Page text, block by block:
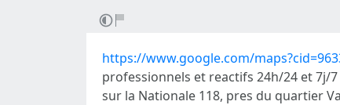
https://www.google.com/
professionnels et reactifs 24h/24 et 7j/
sur la Nationale 118, pres du quartier